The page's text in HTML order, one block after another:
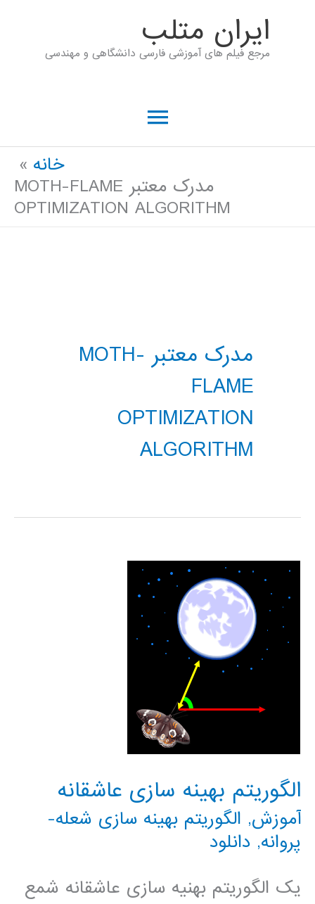
ايران متلب
مرجع فیلم های آموزشی فارسی دانشگاهی و مهندسی
فهرست
خانه
مدرک معتبر MOTH-FLAME
OPTIMIZATION ALGORITHM
مدرک معتبر MOTH-
FLAME
OPTIMIZATION
ALGORITHM
الگوریتم بهینه سازی عاشقانه
آموزش, الگوریتم بهینه سازی شعله-
پروانه, دانلود
یک الگوریتم بهنیه سازی عاشقانه شمع